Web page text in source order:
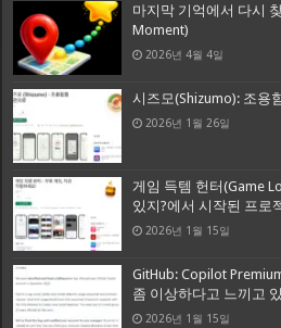
마지막 기억에서 다시
Moment)
2026년 4월 4일
시즈모(Shizumo): 조용
2026년 1월 26일
게임 득템 헌터(Game
있지?에서 시작된 프로
2026년 1월 15일
GitHub: Copilot
좀 이상하다고 느끼고
2026년 1월 15일